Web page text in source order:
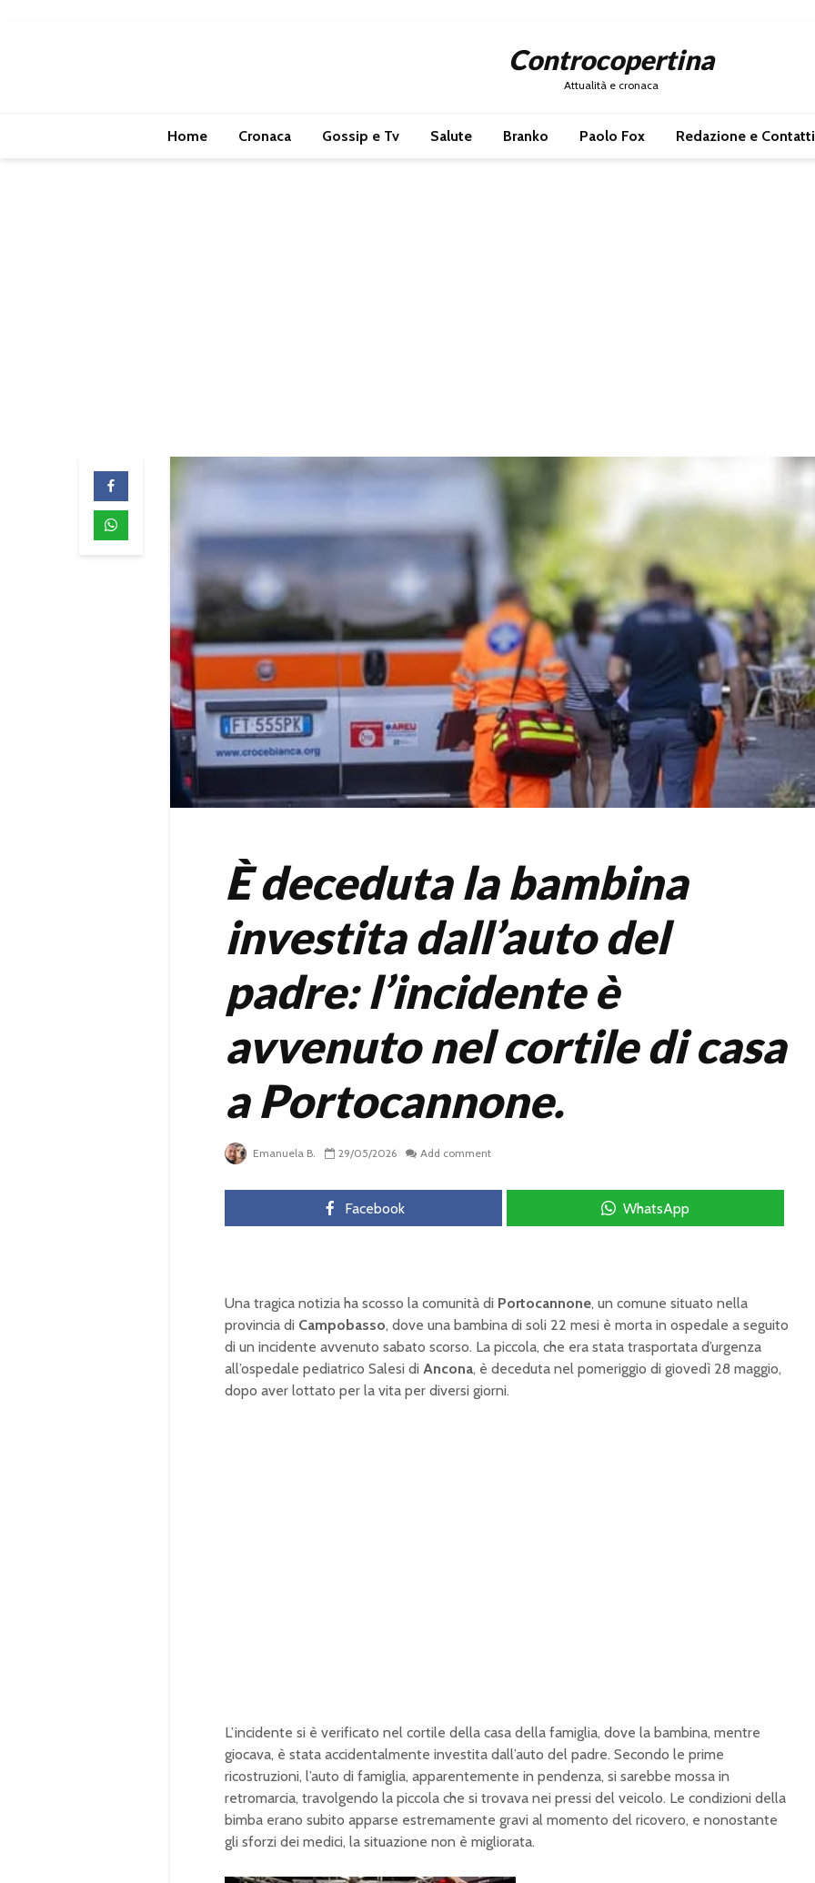
Controcopertina
Attualità e cronaca
Home Cronaca Gossip e Tv Salute Branko Paolo Fox Redazione e Contatti
È deceduta la bambina
investita dall’auto del
padre: l’incidente è
avvenuto nel cortile di casa
a Portocannone.
Emanuela B. 29/05/2026 Add comment
Facebook WhatsApp
Una tragica notizia ha scosso la comunità di Portocannone, un comune situato nella
provincia di Campobasso, dove una bambina di soli 22 mesi è morta in ospedale a seguito
di un incidente avvenuto sabato scorso. La piccola, che era stata trasportata d’urgenza
all’ospedale pediatrico Salesi di Ancona, è deceduta nel pomeriggio di giovedì 28 maggio,
dopo aver lottato per la vita per diversi giorni.
L’incidente si è verificato nel cortile della casa della famiglia, dove la bambina, mentre
giocava, è stata accidentalmente investita dall’auto del padre. Secondo le prime
ricostruzioni, l’auto di famiglia, apparentemente in pendenza, si sarebbe mossa in
retromarcia, travolgendo la piccola che si trovava nei pressi del veicolo. Le condizioni della
bimba erano subito apparse estremamente gravi al momento del ricovero, e nonostante
gli sforzi dei medici, la situazione non è migliorata.